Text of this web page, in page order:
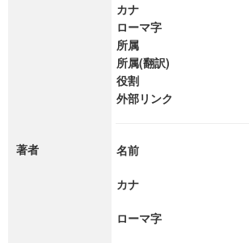
著者
カナ
ローマ字
所属
所属(翻訳)
役割
外部リンク
名前
カナ
ローマ字